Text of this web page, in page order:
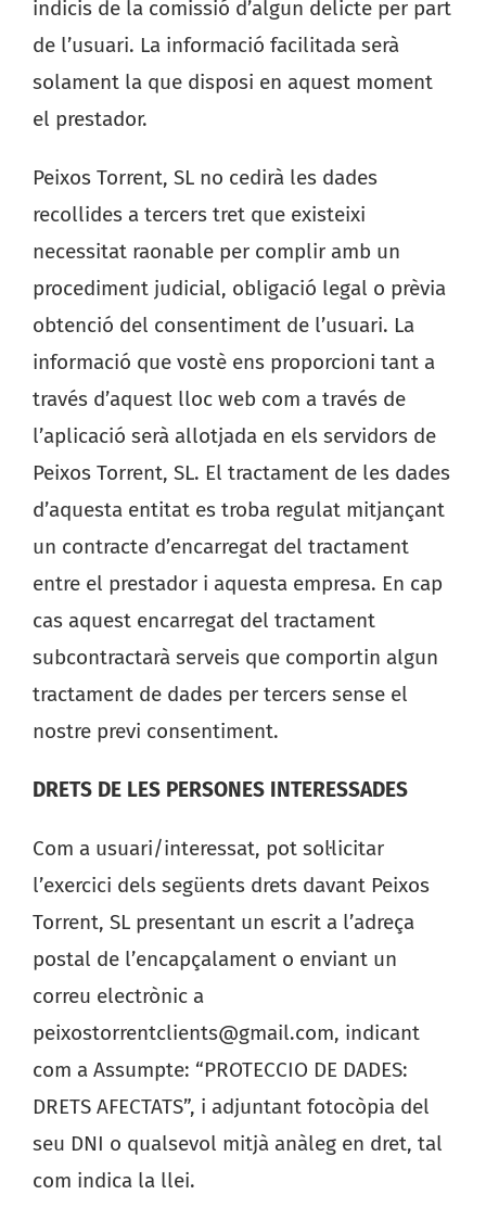
indicis de la comissió d’algun delicte per part
de l’usuari. La informació facilitada serà
solament la que disposi en aquest moment
el prestador.
Peixos Torrent, SL no cedirà les dades
recollides a tercers tret que existeixi
necessitat raonable per complir amb un
procediment judicial, obligació legal o prèvia
obtenció del consentiment de l’usuari. La
informació que vostè ens proporcioni tant a
través d’aquest lloc web com a través de
l’aplicació serà allotjada en els servidors de
Peixos Torrent, SL. El tractament de les dades
d’aquesta entitat es troba regulat mitjançant
un contracte d’encarregat del tractament
entre el prestador i aquesta empresa. En cap
cas aquest encarregat del tractament
subcontractarà serveis que comportin algun
tractament de dades per tercers sense el
nostre previ consentiment.
DRETS DE LES PERSONES INTERESSADES
Com a usuari/interessat, pot sol·licitar
l’exercici dels següents drets davant Peixos
Torrent, SL presentant un escrit a l’adreça
postal de l’encapçalament o enviant un
correu electrònic a
peixostorrentclients@gmail.com, indicant
com a Assumpte: “PROTECCIO DE DADES:
DRETS AFECTATS”, i adjuntant fotocòpia del
seu DNI o qualsevol mitjà anàleg en dret, tal
com indica la llei.